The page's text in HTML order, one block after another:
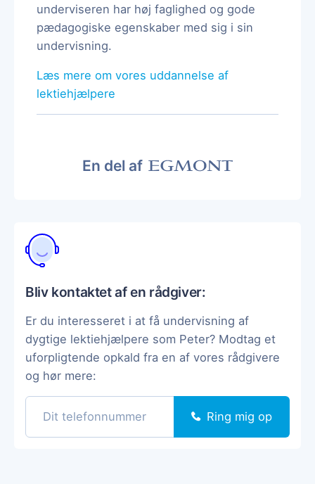
underviseren har høj faglighed og gode
pædagogiske egenskaber med sig i sin
undervisning.
Læs mere om vores uddannelse af
lektiehjælpere
En del af
Bliv kontaktet af en rådgiver:
Er du interesseret i at få undervisning af
dygtige lektiehjælpere som Peter? Modtag et
uforpligtende opkald fra en af vores rådgivere
og hør mere:
Ring mig op